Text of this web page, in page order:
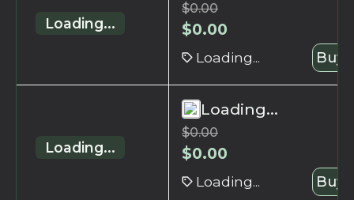
Loading...
$0.00
$0.00
Loading... Buy
Loading...
Loading...
$0.00
$0.00
Loading... Buy